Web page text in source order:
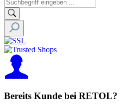
Bereits Kunde bei RETOL?